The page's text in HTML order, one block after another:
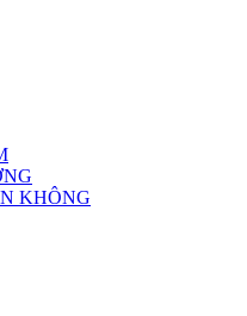
KHÔNG